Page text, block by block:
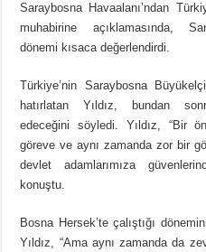
Saraybosna Havaalanı’ndan
muhabirine açıklamasında,
dönemi kısaca değerlendirdi.
Türkiye’nin Saraybosna
hatırlatan Yıldız, bundan
edeceğini söyledi. Yıldız, “Bir
göreve ve aynı zamanda zor bir
devlet adamlarımıza
konuştu.
Bosna Hersek’te çalıştığı
Yıldız, “Ama aynı zamanda da